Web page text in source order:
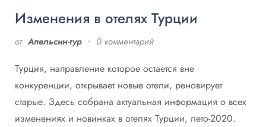
Изменения в отелях Турции
от Апельсин-тур 0 комментарий
Турция, направление которое остается вне
конкуренции, открывает новые отели, реновирует
старые. Здесь собрана актуальная информация о всех
изменениях и новинках в отелях Турции, лето-2020.